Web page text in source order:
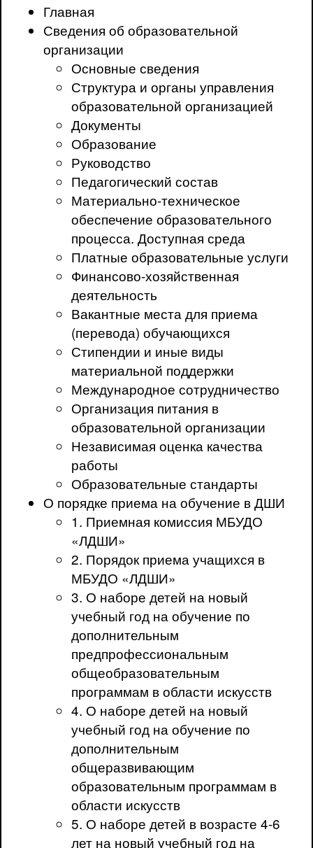
Главная
Сведения об образовательной
организации
Основные сведения
Структура и органы управления
образовательной организацией
Документы
Образование
Руководство
Педагогический состав
Материально-техническое
обеспечение образовательного
процесса. Доступная среда
Платные образовательные услуги
Финансово-хозяйственная
деятельность
Вакантные места для приема
(перевода) обучающихся
Стипендии и иные виды
материальной поддержки
Международное сотрудничество
Организация питания в
образовательной организации
Независимая оценка качества
работы
Образовательные стандарты
О порядке приема на обучение в ДШИ
1. Приемная комиссия МБУДО
«ЛДШИ»
2. Порядок приема учащихся в
МБУДО «ЛДШИ»
3. О наборе детей на новый
учебный год на обучение по
дополнительным
предпрофессиональным
общеобразовательным
программам в области искусств
4. О наборе детей на новый
учебный год на обучение по
дополнительным
общеразвивающим
образовательным программам в
области искусств
5. О наборе детей в возрасте 4-6
лет на новый учебный год на